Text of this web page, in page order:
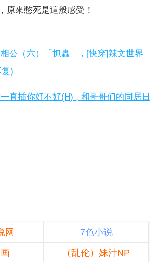
原來憋死是這般感受！
公（六）「抓蟲」 , [快穿]辣文世界
)
直插你好不好(H) , 和哥哥们的同居日
网
7色小说
（乱伦）妹汁NP